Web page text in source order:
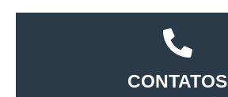
CONTATOS